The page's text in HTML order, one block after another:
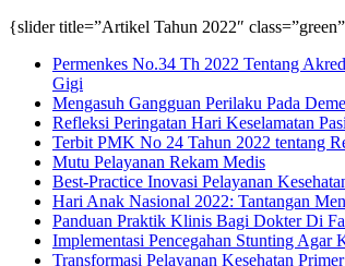
{slider title=”Artikel Tahun 2022″
Permenkes No.34 Th 2022 Tentang
Gigi
Mengasuh Gangguan Perilaku Pada
Refleksi Peringatan Hari Keselamatan
Terbit PMK No 24 Tahun 2022 tentang
Mutu Pelayanan Rekam Medis
Best-Practice Inovasi Pelayanan
Hari Anak Nasional 2022: Tantangan
Panduan Praktik Klinis Bagi Dokter Di
Implementasi Pencegahan Stunting Agar
Transformasi Pelayanan Kesehatan